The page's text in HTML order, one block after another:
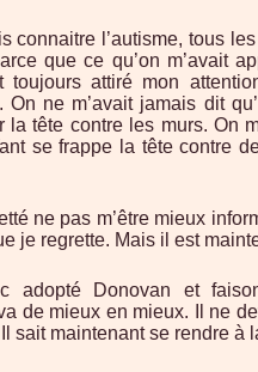
connaitre l’autisme, tous
que ce qu’on m’avait
toujours attiré mon
On ne m’avait jamais dit
la tête contre les murs. On
se frappe la tête contre
ne pas m’être mieux
je regrette. Mais il est
adopté Donovan et
de mieux en mieux. Il ne
sait maintenant se rendre à